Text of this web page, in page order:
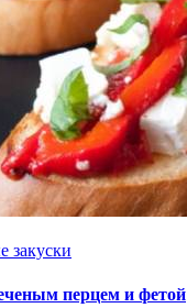
закуски
перцем и фетой